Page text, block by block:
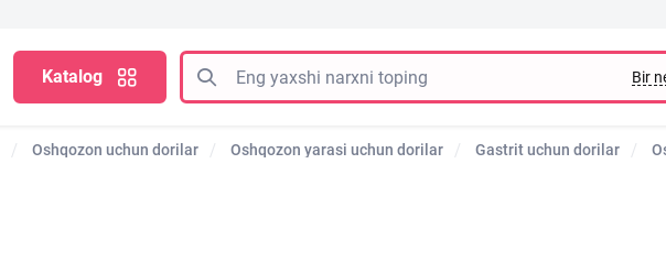
Katalog Bir
Oshqozon uchun dorilar Oshqozon yarasi uchun dorilar Gastrit uchun dorilar